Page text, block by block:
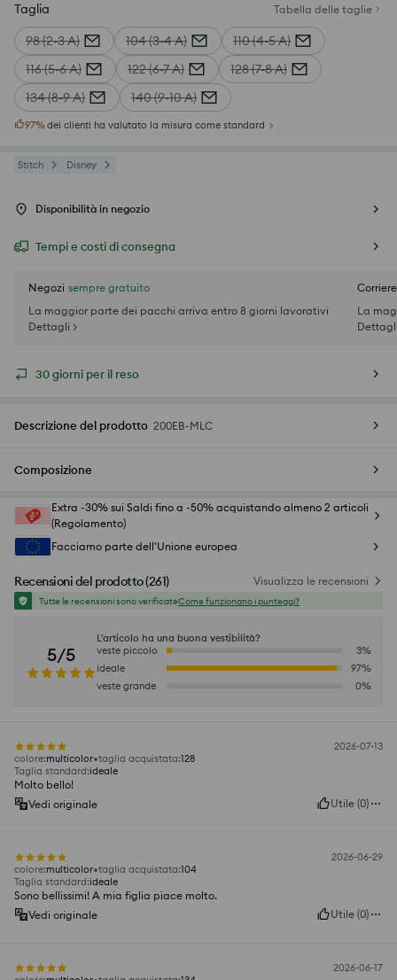
Taglia Tabella delle taglie
98 (2-3 A) 104 (3-4 A)
110 (4-5 A)
116 (5-6 A)
122 (6-7 A)
128 (7-8 A)
134 (8-9 A)
140 (9-10 A)
97%dei clienti ha valutato la misura come standard
Stitch Disney
Disponibilità in negozio
Tempi e costi di consegna
Negozi sempre gratuito
La maggior parte dei pacchi arriva entro 8 giorni lavorativi
Dettagli >
La
30 giorni per il reso
Descrizione del prodotto 200EB-MLC
Composizione
Extra -30% sui Saldi fino a -50% acquistando almeno 2 articoli
(Regolamento)
Facciamo parte dell'Unione europea
Recensioni del prodotto(261) Visualizza le recensioni
Tutte le recensioni sono verificateCome funzionano i punteggi?
5/5
L'articolo ha una buona vestibilità?
veste piccolo
3%
ideale
97%
veste grande
0%
2026-07-13
colore:multicolor taglia acquistata:128
Taglia standard:ideale
Molto bello!
Vedi originale
Utile (0)
2026-06-29
colore:multicolor taglia acquistata:104
Taglia standard:ideale
Sono bellissimi! A mia figlia piace molto.
Vedi originale
Utile (0)
2026-06-17